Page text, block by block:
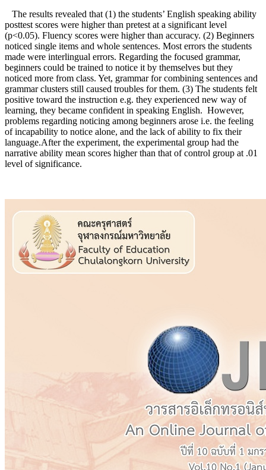
The results revealed that (1) the students’ English speaking ability
posttest scores were higher than pretest at a significant level
(p<0.05). Fluency scores were higher than accuracy. (2) Beginners
noticed single items and whole sentences. Most errors the students
made were interlingual errors. Regarding the focused grammar,
beginners could be trained to notice it by themselves but they
noticed more from class. Yet, grammar for combining sentences and
grammar clusters still caused troubles for them. (3) The students felt
positive toward the instruction e.g. they experienced new way of
learning, they became confident in speaking English. However,
problems regarding noticing among beginners arose i.e. the feeling
of incapability to notice alone, and the lack of ability to fix their
language.After the experiment, the experimental group had the
narrative ability mean scores higher than that of control group at .01
level of significance.